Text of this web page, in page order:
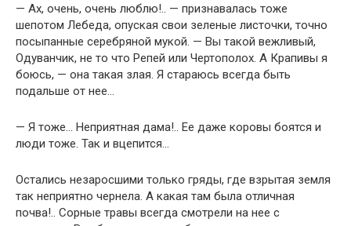
— Ах, очень, очень люблю!.. — признавалась тоже
шепотом Лебеда, опуская свои зеленые листочки, точно
посыпанные серебряной мукой. — Вы такой вежливый,
Одуванчик, не то что Репей или Чертополох. А Крапивы я
боюсь, — она такая злая. Я стараюсь всегда быть
подальше от нее…
— Я тоже… Неприятная дама!.. Ее даже коровы боятся и
люди тоже. Так и вцепится…
Остались незаросшими только гряды, где взрытая земля
так неприятно чернела. А какая там была отличная
почва!.. Сорные травы всегда смотрели на нее с